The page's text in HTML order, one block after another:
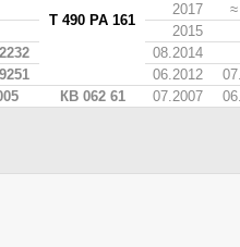
Т 490 РА 161
2017
2015
08.2014
06.2012
КВ 062 61 07.2007